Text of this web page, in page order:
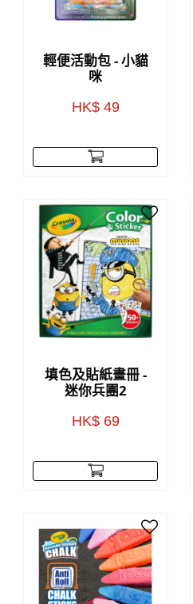
輕便活動包 - 小貓
咪
HK$ 49
填色及貼紙畫冊 -
迷你兵團2
HK$ 69